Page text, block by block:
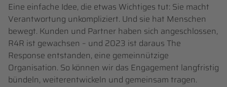
Eine einfache Idee, die etwas Wichtiges tut: Sie macht
Verantwortung unkompliziert. Und sie hat Menschen
bewegt. Kunden und Partner haben sich angeschlossen,
R4R ist gewachsen – und 2023 ist daraus The
Response entstanden, eine gemeinnützige
Organisation. So können wir das Engagement langfristig
bündeln, weiterentwickeln und gemeinsam tragen.